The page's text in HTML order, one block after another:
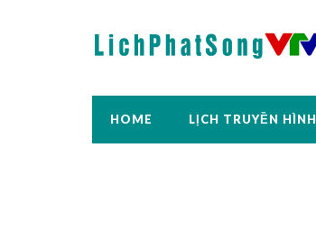
HOME LỊCH TRUYỀN HÌNH